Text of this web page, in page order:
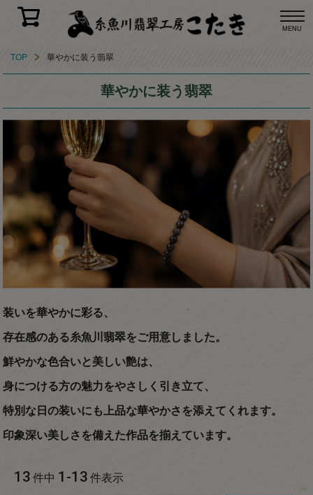
MENU
TOP 華やかに装う翡翠
華やかに装う翡翠
装いを華やかに彩る、
存在感のある糸魚川翡翠をご用意しました。
鮮やかな色合いと美しい艶は、
身につける方の魅力をやさしく引き立て、
特別な日の装いにも上品な華やかさを添えてくれます。
印象深い美しさを備えた作品を揃えています。
13件中 1 -13件表示